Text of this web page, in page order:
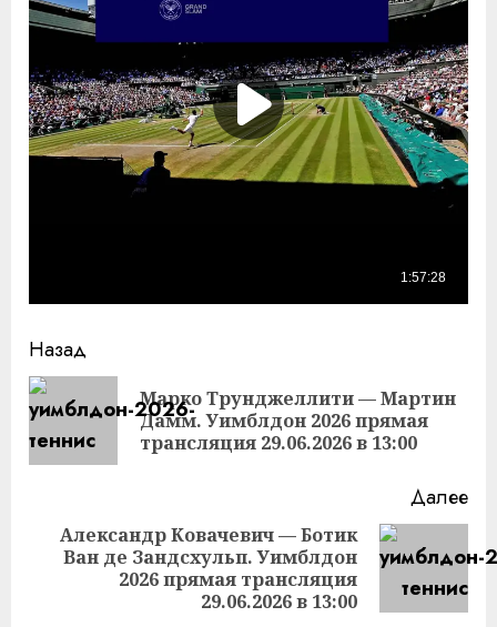
Продолжить
чтение
Назад
Марко Трунджеллити — Мартин
Дамм. Уимблдон 2026 прямая
трансляция 29.06.2026 в 13:00
Далее
Следующая
Александр Ковачевич — Ботик
Ван де Зандсхульп. Уимблдон
2026 прямая трансляция
29.06.2026 в 13:00